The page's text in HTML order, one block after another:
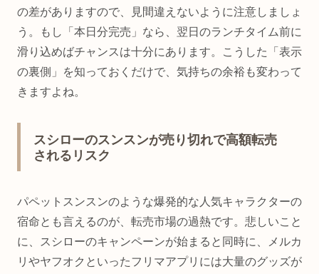
の差がありますので、見間違えないように注意しましょ
う。もし「本日分完売」なら、翌日のランチタイム前に
滑り込めばチャンスは十分にあります。こうした「表示
の裏側」を知っておくだけで、気持ちの余裕も変わって
きますよね。
スシローのスンスンが売り切れで高額転売
されるリスク
パペットスンスンのような爆発的な人気キャラクターの
宿命とも言えるのが、転売市場の過熱です。悲しいこと
に、スシローのキャンペーンが始まると同時に、メルカ
リやヤフオクといったフリマアプリには大量のグッズが